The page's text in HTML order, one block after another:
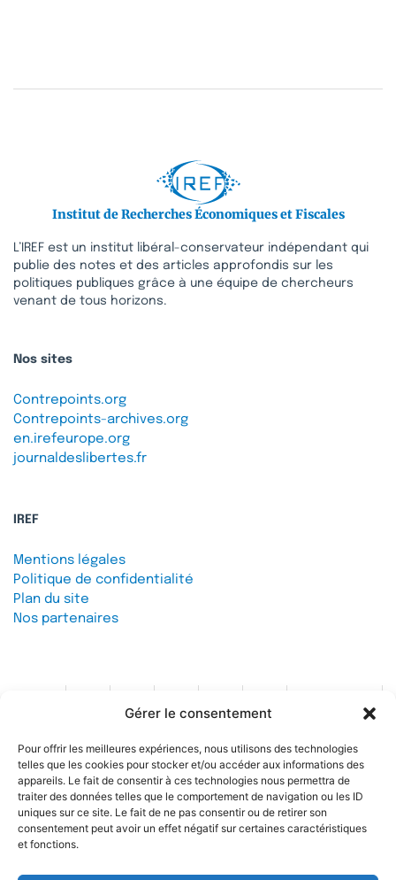
Gérer le consentement
Pour offrir les meilleures expériences, nous utilisons des technologies
telles que les cookies pour stocker et/ou accéder aux informations des
appareils. Le fait de consentir à ces technologies nous permettra de
traiter des données telles que le comportement de navigation ou les ID
uniques sur ce site. Le fait de ne pas consentir ou de retirer son
consentement peut avoir un effet négatif sur certaines caractéristiques
et fonctions.
Institut de Recherches Économiques et Fiscales
L’IREF est un institut libéral-conservateur indépendant qui
publie des notes et des articles approfondis sur les
politiques publiques grâce à une équipe de chercheurs
venant de tous horizons.
Nos sites
Contrepoints.org
Contrepoints-archives.org
en.irefeurope.org
journaldeslibertes.fr
IREF
Mentions légales
Politique de confidentialité
Plan du site
Nos partenaires
Soutenez l'IREF